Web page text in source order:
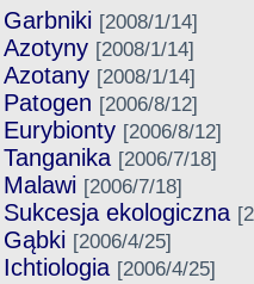
Garbniki [2008/1/14]
Azotyny [2008/1/14]
Azotany [2008/1/14]
Patogen [2006/8/12]
Eurybionty [2006/8/12]
Tanganika [2006/7/18]
Malawi [2006/7/18]
Sukcesja ekologiczna
Gąbki [2006/4/25]
Ichtiologia [2006/4/25]